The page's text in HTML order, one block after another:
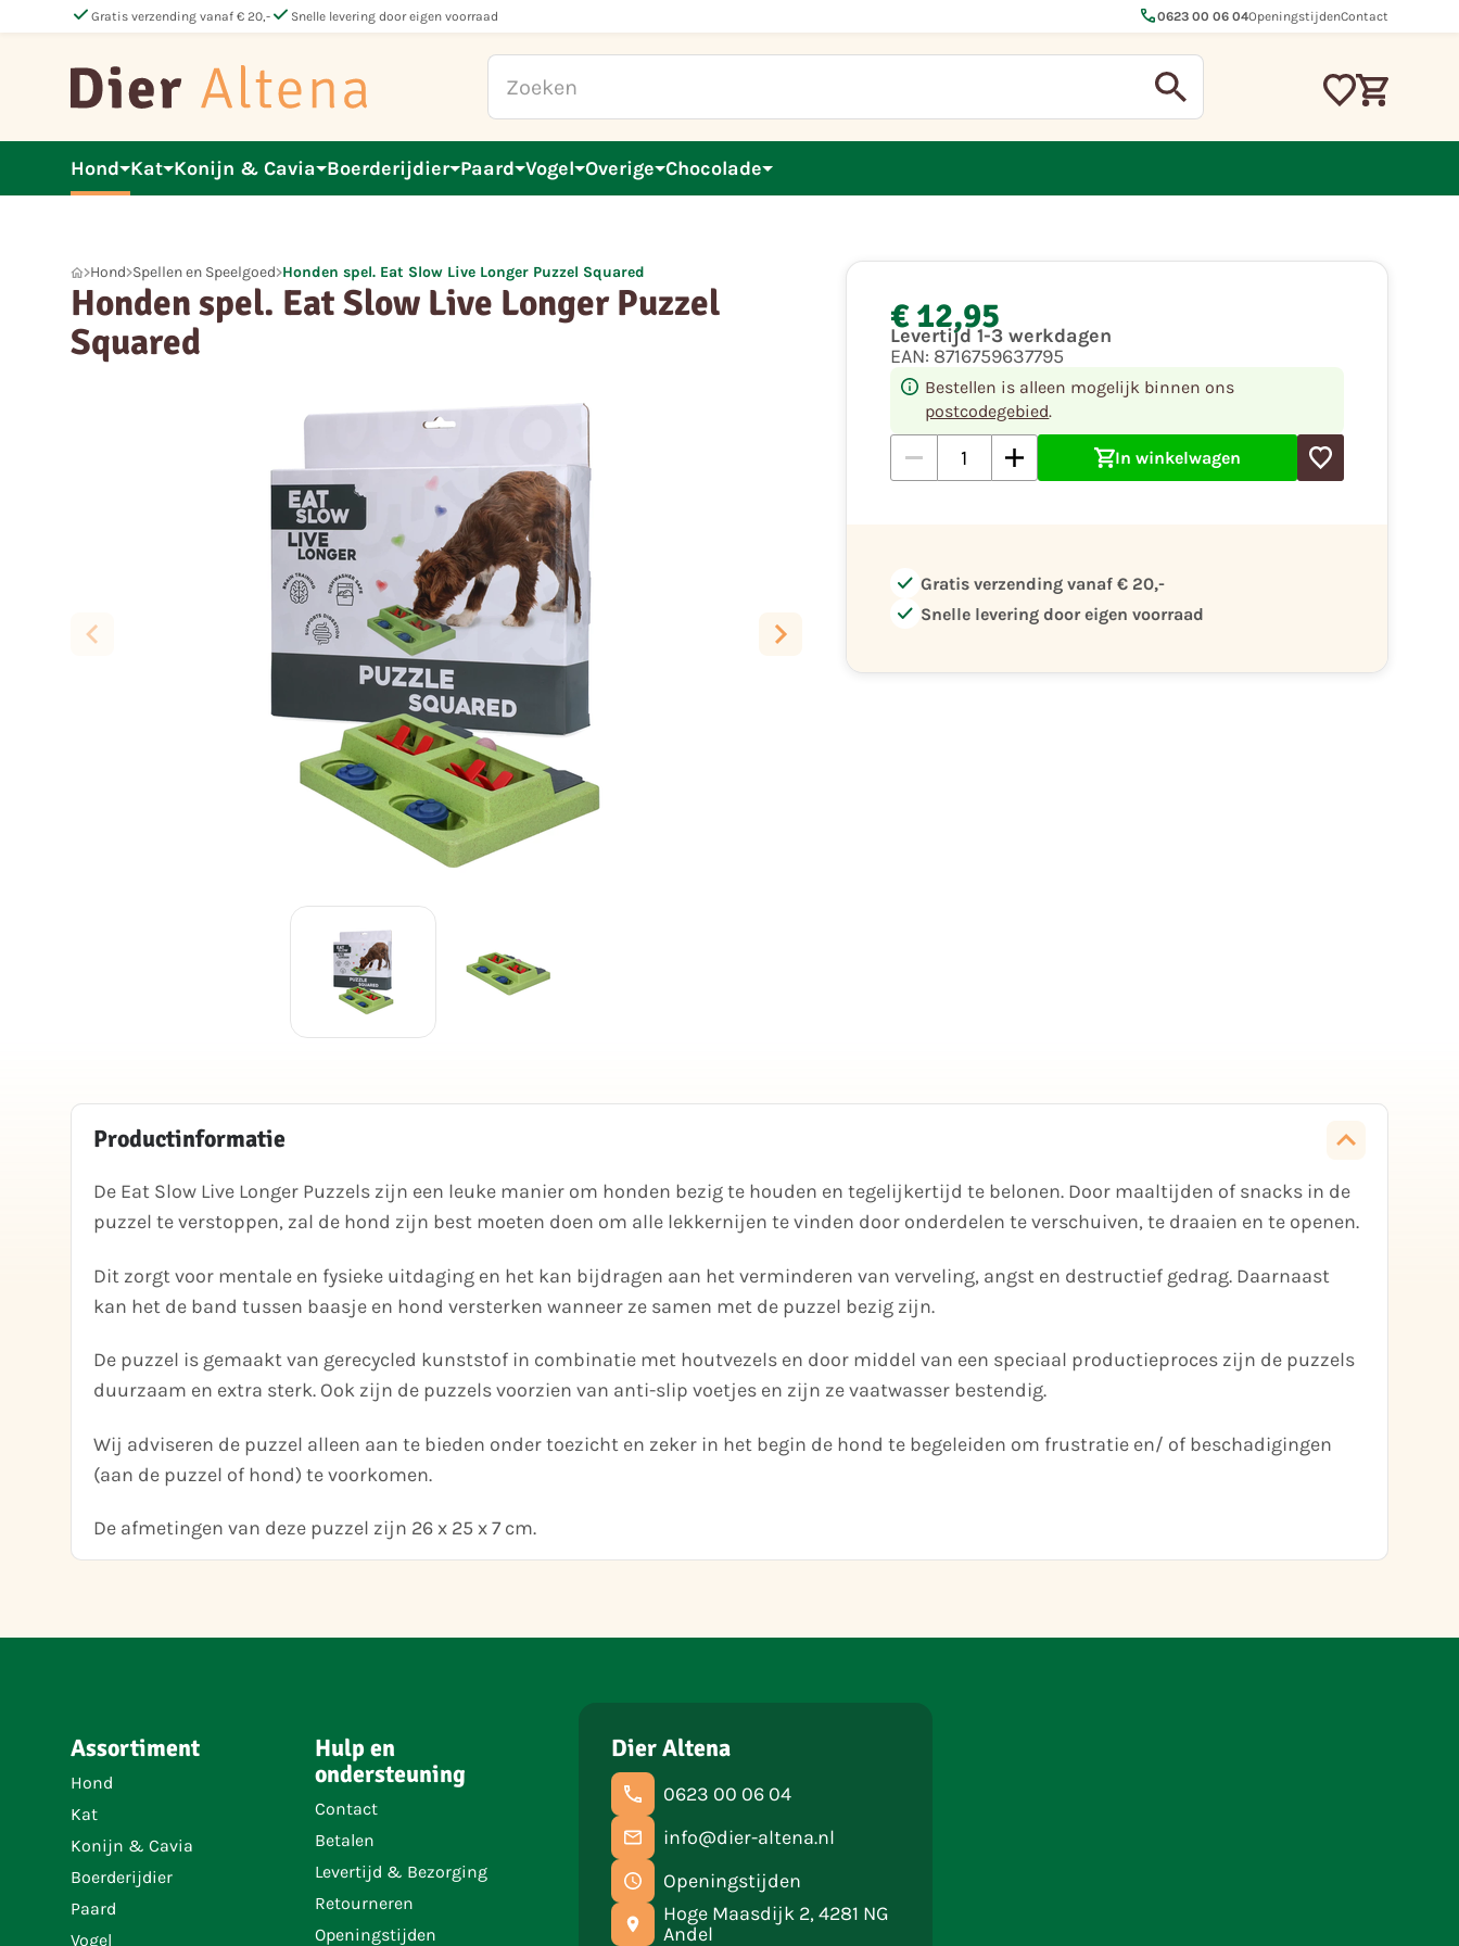
check Gratis verzending vanaf € 20,-check Snelle levering door eigen voorraad call0623 00 06 04OpeningstijdenContact
Hond Kat Konijn & Cavia Boerderijdier Paard Vogel Overige Chocolade
Hond Spellen en Speelgoed Honden spel. Eat Slow Live Longer Puzzel Squared
Honden spel. Eat Slow Live Longer Puzzel
Squared
€ 12,95
Levertijd 1-3 werkdagen
EAN: 8716759637795
Bestellen is alleen mogelijk binnen ons
postcodegebied.
In winkelwagen
check Gratis verzending vanaf € 20,-
check Snelle levering door eigen voorraad
Productinformatie
De Eat Slow Live Longer Puzzels zijn een leuke manier om honden bezig te houden en tegelijkertijd te belonen. Door maaltijden of snacks in de
puzzel te verstoppen, zal de hond zijn best moeten doen om alle lekkernijen te vinden door onderdelen te verschuiven, te draaien en te openen.
Dit zorgt voor mentale en fysieke uitdaging en het kan bijdragen aan het verminderen van verveling, angst en destructief gedrag. Daarnaast
kan het de band tussen baasje en hond versterken wanneer ze samen met de puzzel bezig zijn.
De puzzel is gemaakt van gerecycled kunststof in combinatie met houtvezels en door middel van een speciaal productieproces zijn de puzzels
duurzaam en extra sterk. Ook zijn de puzzels voorzien van anti-slip voetjes en zijn ze vaatwasser bestendig.
Wij adviseren de puzzel alleen aan te bieden onder toezicht en zeker in het begin de hond te begeleiden om frustratie en/ of beschadigingen
(aan de puzzel of hond) te voorkomen.
De afmetingen van deze puzzel zijn 26 x 25 x 7 cm.
Assortiment
Hond
Kat
Konijn & Cavia
Boerderijdier
Paard
Vogel
Hulp en
ondersteuning
Contact
Betalen
Levertijd & Bezorging
Retourneren
Openingstijden
Dier Altena
0623 00 06 04
info@dier-altena.nl
Openingstijden
Hoge Maasdijk 2, 4281 NG
Andel